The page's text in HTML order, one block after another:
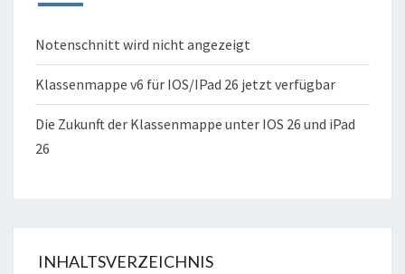
Notenschnitt wird nicht angezeigt
Klassenmappe v6 für IOS/IPad 26 jetzt verfügbar
Die Zukunft der Klassenmappe unter IOS 26 und iPad
26
INHALTSVERZEICHNIS